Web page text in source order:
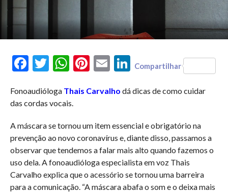
FacebookTwitterWhatsAppPinterest
Email LinkedIn
Compartilhar
Fonoaudióloga Thais Carvalho dá dicas de como cuidar
das cordas vocais.
A máscara se tornou um item essencial e obrigatório na
prevenção ao novo coronavírus e, diante disso, passamos a
observar que tendemos a falar mais alto quando fazemos o
uso dela. A fonoaudióloga especialista em voz Thais
Carvalho explica que o acessório se tornou uma barreira
para a comunicação. “A máscara abafa o som e o deixa mais